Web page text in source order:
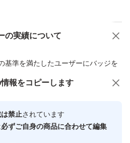
の実績について
基準を満たしたユーザーにバッジを
心・安全なユーザーです
商品への質問
報をコピーします
禁止されています
必ずご自身の商品に合わせて編集
ススメ